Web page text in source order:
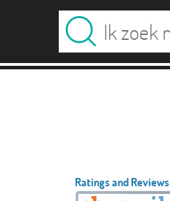
Ratings and Reviews